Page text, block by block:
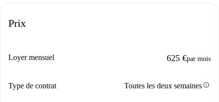
Prix
Loyer mensuel 625 €par mois
Type de contrat Toutes les deux semainesinfo